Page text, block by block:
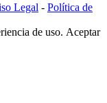
Legal - Política de
de uso. Aceptar